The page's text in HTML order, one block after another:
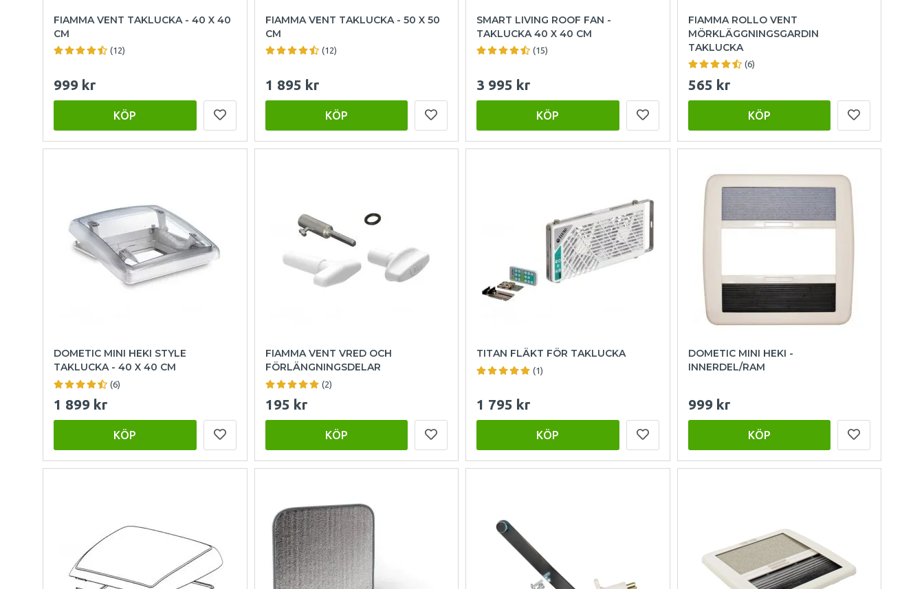
FIAMMA VENT TAKLUCKA - 40 X 40
CM
(12)
999 kr
KÖP
FIAMMA VENT TAKLUCKA - 50 X 50
CM
(12)
1 895 kr
KÖP
SMART LIVING ROOF FAN -
TAKLUCKA 40 X 40 CM
(15)
3 995 kr
KÖP
FIAMMA ROLLO VENT
MÖRKLÄGGNINGSGARDIN
TAKLUCKA
(6)
565 kr
KÖP
DOMETIC MINI HEKI STYLE
TAKLUCKA - 40 X 40 CM
(6)
1 899 kr
KÖP
FIAMMA VENT VRED OCH
FÖRLÄNGNINGSDELAR
(2)
195 kr
KÖP
TITAN FLÄKT FÖR TAKLUCKA
(1)
1 795 kr
KÖP
DOMETIC MINI HEKI -
INNERDEL/RAM
999 kr
KÖP